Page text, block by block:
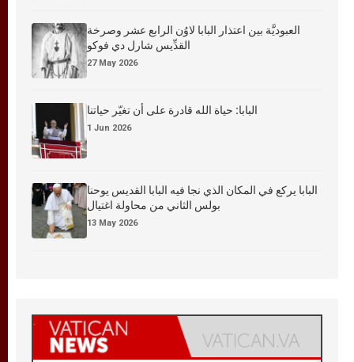
العبوديَّة بين اعتذار البابا لاوُن الرابع عشر وصرخة
القدِّيس شارل دي فوكو
27 May 2026
البابا: حياة الله قادرة على أن تغيّر حياتنا
1 Jun 2026
البابا يركع في المكان الذي نجا فيه البابا القديس يوحنا
بولس الثاني من محاولة اغتيال
13 May 2026